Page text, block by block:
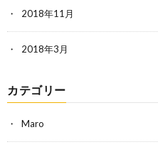
2018年11月
2018年3月
カテゴリー
Maro